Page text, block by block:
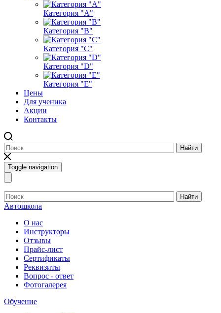
Категория "A"
Категория "B"
Категория "C"
Категория "D"
Категория "E"
Цены
Для ученика
Акции
Контакты
Найти
Toggle navigation
Найти
Автошкола
О нас
Инструкторы
Отзывы
Прайс-лист
Сертификаты
Реквизиты
Вопрос - ответ
Фотогалерея
Обучение